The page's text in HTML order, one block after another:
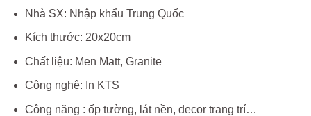
Nhà SX: Nhập khẩu Trung Quốc
Kích thước: 20x20cm
Chất liệu: Men Matt, Granite
Công nghệ: In KTS
Công năng : ốp tường, lát nền, decor trang trí…